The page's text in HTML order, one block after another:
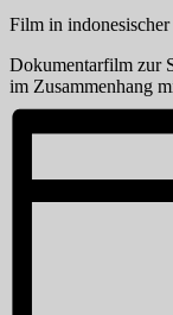
Film in
Dokumentarfilm zur
im Zusammenhang